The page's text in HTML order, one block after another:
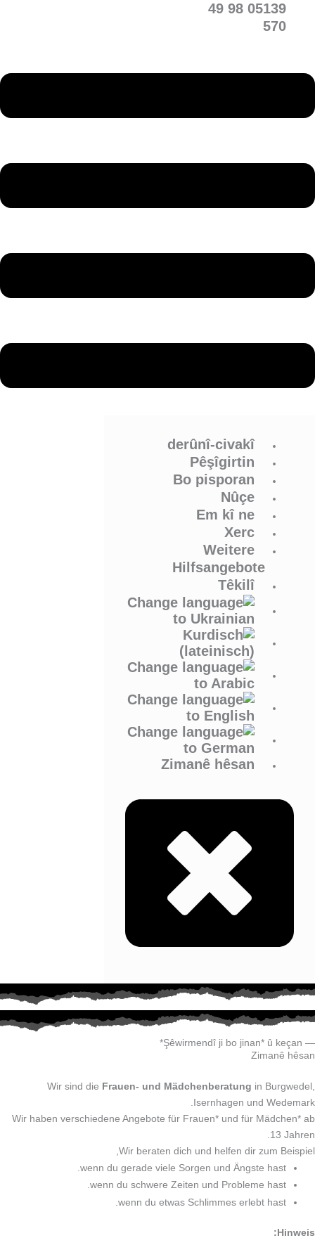
05139 98 49
570
derûnî-civakî
Pêşîgirtin
Bo pisporan
Nûçe
Em kî ne
Xerc
Weitere
Hilfsangebote
Têkilî
Zimanê hêsan
— Şêwirmendî ji bo jinan* û keçan*
Zimanê hêsan
Wir sind die Frauen- und Mädchenberatung in Burgwedel,
Isernhagen und Wedemark.
Wir haben verschiedene Angebote für Frauen* und für Mädchen* ab
13 Jahren.
Wir beraten dich und helfen dir zum Beispiel,
wenn du gerade viele Sorgen und Ängste hast.
wenn du schwere Zeiten und Probleme hast.
wenn du etwas Schlimmes erlebt hast.
Hinweis: